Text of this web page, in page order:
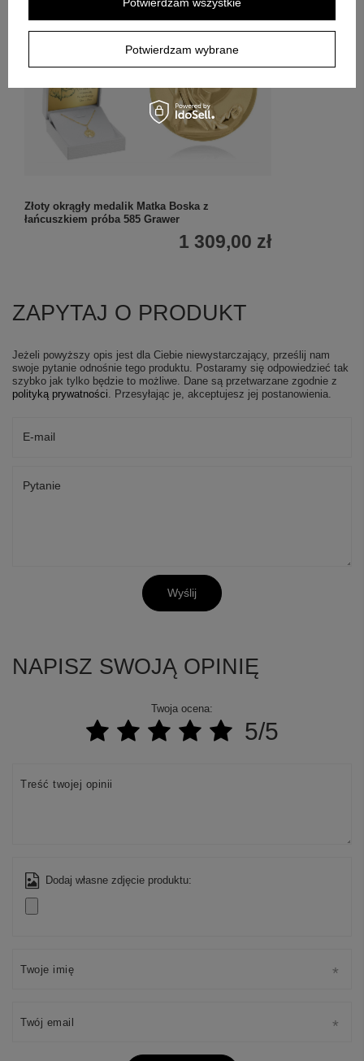
Złoty okrągły medalik Matka Boska z
łańcuszkiem próba 585 Grawer
1 309,00 zł
ZAPYTAJ O PRODUKT
Jeżeli powyższy opis jest dla Ciebie niewystarczający, prześlij nam
swoje pytanie odnośnie tego produktu. Postaramy się odpowiedzieć tak
szybko jak tylko będzie to możliwe. Dane są przetwarzane zgodnie z
polityką prywatności . Przesyłając je, akceptujesz jej postanowienia.
E-mail
Pytanie
Wyślij
NAPISZ SWOJĄ OPINIĘ
Twoja ocena:
5/5
Treść twojej opinii
Dodaj własne zdjęcie produktu:
Twoje imię
Twój email
Potwierdzam wybrane